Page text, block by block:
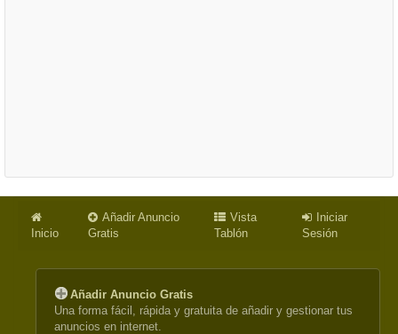
Inicio
Añadir Anuncio
Gratis
Vista
Tablón
Iniciar
Sesión
Añadir Anuncio Gratis
Una forma fácil, rápida y gratuita de añadir y gestionar tus
anuncios en internet.